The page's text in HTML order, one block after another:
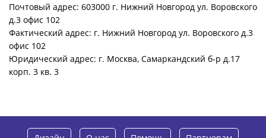
Почтовый адрес: 603000 г. Нижний Новгород ул. Воровского
д.3 офис 102
Фактический адрес: г. Нижний Новгород ул. Воровского д.3
офис 102
Юридический адрес: г. Москва, Самаркандский б-р д.17
корп. 3 кв. 3